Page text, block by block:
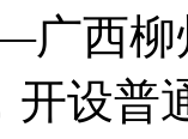
西柳
开设普